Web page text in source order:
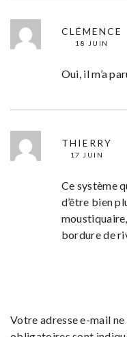
CLÉMENCE
18 JUIN
Oui, il m’a
THIERRY
17 JUIN
Ce système
d’être bien
bordure de
Votre adresse e-mail ne